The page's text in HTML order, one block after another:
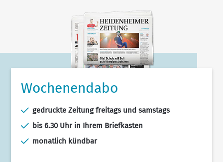
Wochenendabo
gedruckte Zeitung freitags und samstags
bis 6.30 Uhr in Ihrem Briefkasten
monatlich kündbar